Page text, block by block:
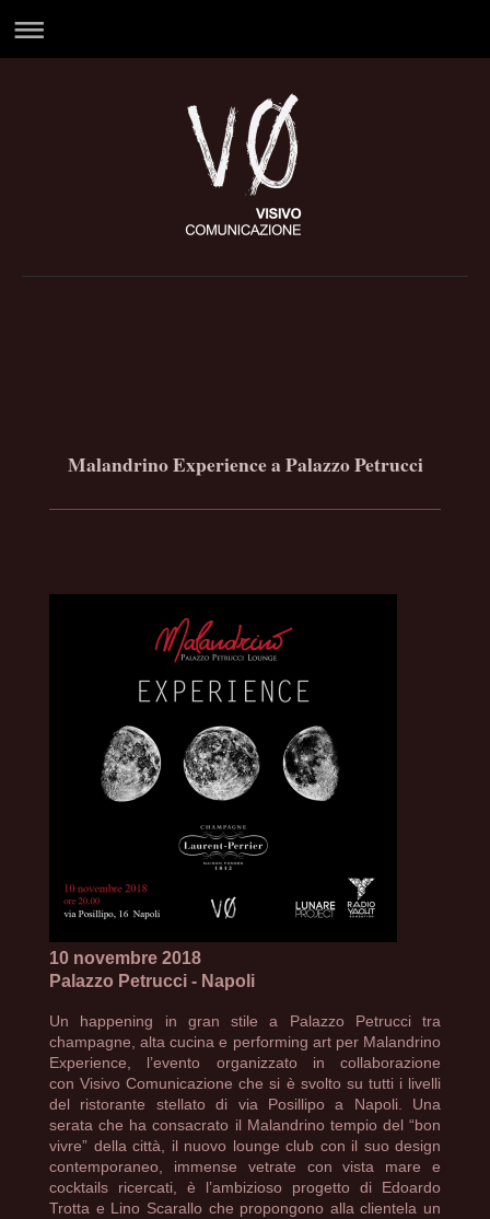
Malandrino Experience a Palazzo Petrucci
10 novembre 2018
Palazzo Petrucci - Napoli
Un happening in gran stile a Palazzo Petrucci tra
champagne, alta cucina e performing art per Malandrino
Experience, l’evento organizzato in collaborazione
con Visivo Comunicazione che si è svolto su tutti i livelli
del ristorante stellato di via Posillipo a Napoli. Una
serata che ha consacrato il Malandrino tempio del “bon
vivre” della città, il nuovo lounge club con il suo design
contemporaneo, immense vetrate con vista mare e
cocktails ricercati, è l’ambizioso progetto di Edoardo
Trotta e Lino Scarallo che propongono alla clientela un